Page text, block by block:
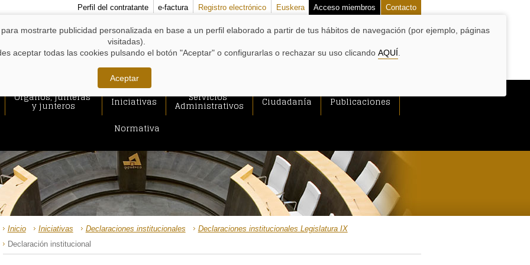
MENÚS
APOYO:
Perfil del contratante e-factura Registro electrónico Euskera Acceso miembros Contacto
Órganos, junteras
y junteros Iniciativas Servicios
Administrativos Ciudadanía
Publicaciones
Normativa
DE
ACCESO
A
Inicio Iniciativas Declaraciones institucionales
Declaraciones institucionales Legislatura IX
Declaración institucional
mostrarte publicidad personalizada en base a un perfil elaborado a partir de tus hábitos de navegación (por ejemplo, páginas
visitadas).
aceptar todas las cookies pulsando el botón "Aceptar" o configurarlas o rechazar su uso clicando AQUÍ
Aceptar